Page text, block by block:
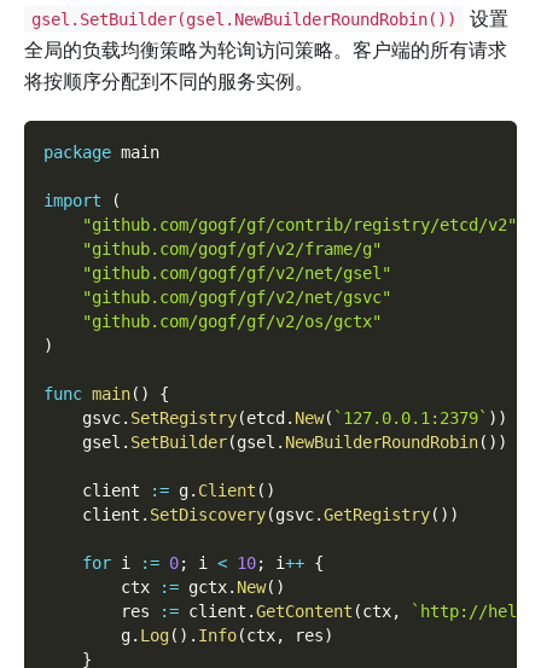
gsel.SetBuilder(gsel.NewBuilderRoundRobin())
设置
全局的负载均衡策略为轮询访问策略。客户端的所有请求
将按顺序分配到不同的服务实例。
package main
import
(
"github.com/gogf/gf/contrib/registry/etcd/v2"
"github.com/gogf/gf/v2/frame/g"
"github.com/gogf/gf/v2/net/gsel"
"github.com/gogf/gf/v2/net/gsvc"
"github.com/gogf/gf/v2/os/gctx"
)
func main( )
{
    gsvc
. SetRegistry(etcd . New( `127.0.0.1:2379` ) )
    gsel
. SetBuilder(gsel . NewBuilderRoundRobin( ) )
    client
:= g. Client ( )
	client
. SetDiscovery(gsvc.GetRegistry( ) )
for i := 0; i < 10; i++ {
        ctx
:= gctx. New( )
        res
:= client .GetContent (ctx,
`http://
        g
. Log( ) . Info(ctx, res)
}